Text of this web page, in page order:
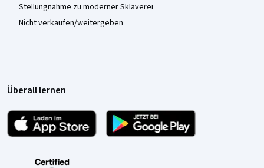
Stellungnahme zu moderner Sklaverei
Nicht verkaufen/weitergeben
Überall lernen